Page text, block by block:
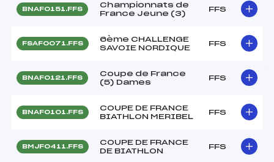
BNAF0151.FFS
Championnats de
France Jeune (3)
FFS
FSAF0071.FFS
6ème CHALLENGE
SAVOIE NORDIQUE
FFS
BNAF0121.FFS
Coupe de France
(5) Dames
FFS
BNAF0101.FFS
COUPE DE FRANCE
BIATHLON MERIBEL
FFS
BMJF0411.FFS
COUPE DE FRANCE
DE BIATHLON
FFS